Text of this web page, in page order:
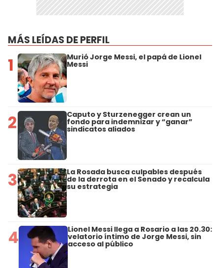
MÁS LEÍDAS DE PERFIL
1 Murió Jorge Messi, el papá de Lionel
Messi
2 Caputo y Sturzenegger crean un
fondo para indemnizar y “ganar”
sindicatos aliados
3 La Rosada busca culpables después
de la derrota en el Senado y recalcula
su estrategia
4 Lionel Messi llega a Rosario a las 20.30:
velatorio íntimo de Jorge Messi, sin
acceso al público